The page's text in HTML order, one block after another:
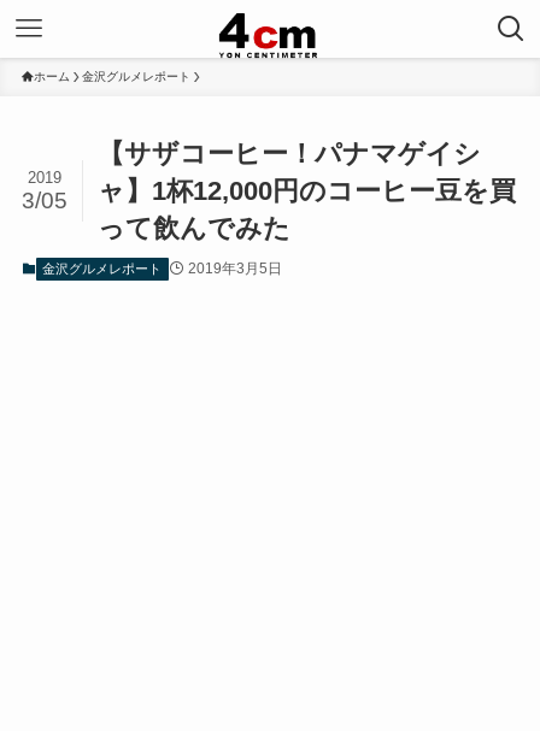
ホーム 金沢グルメレポート
【サザコーヒー！パナマゲイシ
ャ】1杯12,000円のコーヒー豆を買
って飲んでみた
2019
3/05
金沢グルメレポート 2019年3月5日